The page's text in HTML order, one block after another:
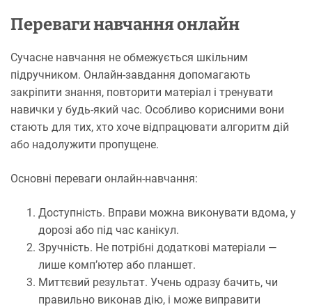
Переваги навчання онлайн
Сучасне навчання не обмежується шкільним
підручником. Онлайн-завдання допомагають
закріпити знання, повторити матеріал і тренувати
навички у будь-який час. Особливо корисними вони
стають для тих, хто хоче відпрацювати алгоритм дій
або надолужити пропущене.
Основні переваги онлайн-навчання:
Доступність. Вправи можна виконувати вдома, у
дорозі або під час канікул.
Зручність. Не потрібні додаткові матеріали —
лише комп’ютер або планшет.
Миттєвий результат. Учень одразу бачить, чи
правильно виконав дію, і може виправити